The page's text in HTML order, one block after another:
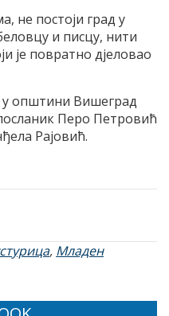
не постоји град у
и писцу, нити
је повратно дјеловао
у општини Вишеград
Перо Петровић
Рајовић.
, Младен